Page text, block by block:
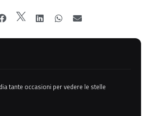
tante occasioni per vedere le stelle